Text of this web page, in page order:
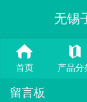
无锡
首页 产品分
留言板